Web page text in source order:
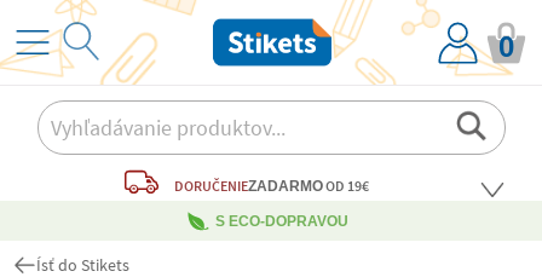
0
DORUČENIEZADARMOOD 19€
S ECO-DOPRAVOU
Ísť do Stikets